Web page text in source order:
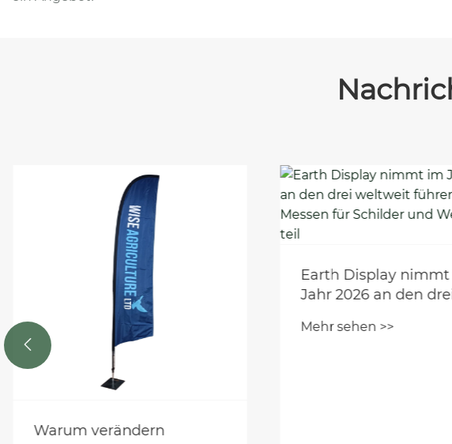
Warum verändern
Earth Display
Jahr 2026 an den
Messen für Schilder
Mehr sehen >>
